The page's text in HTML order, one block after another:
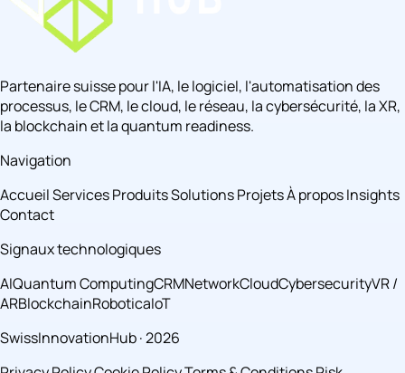
Partenaire suisse pour l'IA, le logiciel, l'automatisation des
processus, le CRM, le cloud, le réseau, la cybersécurité, la XR,
la blockchain et la quantum readiness.
Navigation
AccueilServicesProduitsSolutionsProjetsÀ proposInsights
Contact
Signaux technologiques
AIQuantum ComputingCRMNetworkCloudCybersecurityVR /
ARBlockchainRoboticaIoT
SwissInnovationHub · 2026